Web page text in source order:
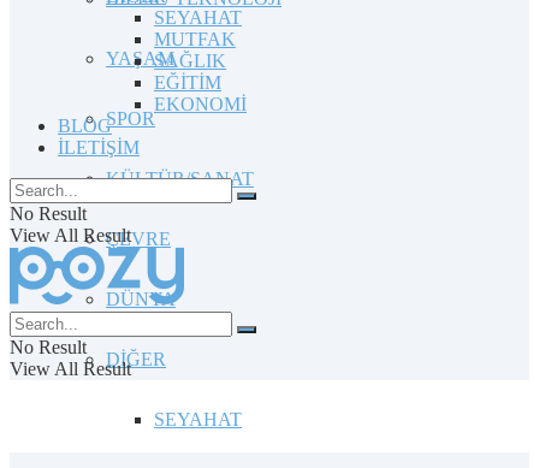
YAŞAM
SPOR
KÜLTÜR/SANAT
ÇEVRE
DÜNYA
DİĞER
SEYAHAT
SEYAHAT
MUTFAK
SAĞLIK
EĞİTİM
EKONOMİ
BLOG
İLETİŞİM
No Result
View All Result
No Result
View All Result